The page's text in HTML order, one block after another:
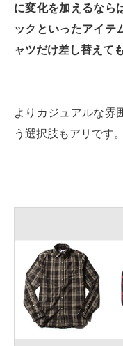
に変化を加えるなら
ックといったアイテ
ャツだけ差し替えて
よりカジュアルな雰
う選択肢もアリです。